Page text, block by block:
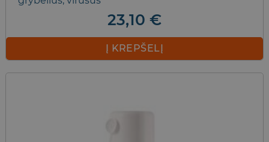
23,10 €
Į KREPŠELĮ